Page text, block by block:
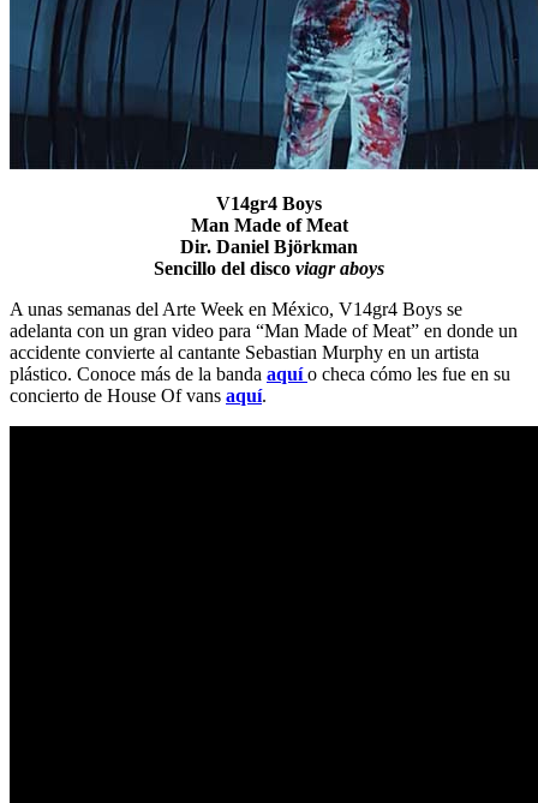
V14gr4 Boys
Man Made of Meat
Dir. Daniel Björkman
Sencillo del disco viagr aboys
A unas semanas del Arte Week en México, V14gr4 Boys se
adelanta con un gran video para “Man Made of Meat” en donde un
accidente convierte al cantante Sebastian Murphy en un artista
plástico. Conoce más de la banda aquío checa cómo les fue en su
concierto de House Of vans aquí.